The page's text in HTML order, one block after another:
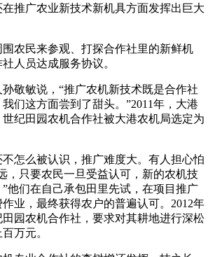
推广农业新技术新机具方面发挥出巨大
民来参观、打探合作社里的新鲜机
人员达成服务协议。
敏说，“推广农机新技术既是合作社
们这方面尝到了甜头。”2011年，大港
纪田园农机合作社被大港农机局选定为
么被认识，推广难度大。有人担心怕
，只要农民一旦受益认可，新的农机技
他们在自己承包田里先试，在项目推广
业，最终获得农户的普遍认可。2012年
园农机合作社，要求对其耕地进行深松
万元。